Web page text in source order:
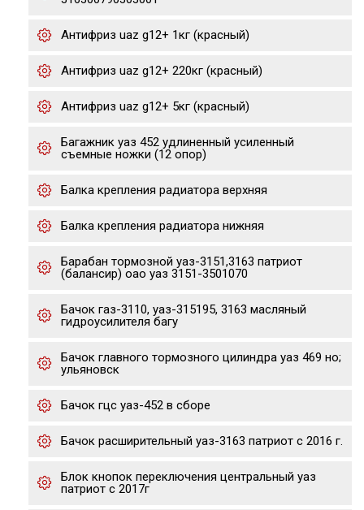
Антифриз uaz g12+ 1кг (красный)
Антифриз uaz g12+ 220кг (красный)
Антифриз uaz g12+ 5кг (красный)
Багажник уаз 452 удлиненный усиленный
съемные ножки (12 опор)
Балка крепления радиатора верхняя
Балка крепления радиатора нижняя
Барабан тормозной уаз-3151,3163 патриот
(балансир) оао уаз 3151-3501070
Бачок газ-3110, уаз-315195, 3163 масляный
гидроусилителя багу
Бачок главного тормозного цилиндра уаз 469 но;
ульяновск
Бачок гцс уаз-452 в сборе
Бачок расширительный уаз-3163 патриот с 2016 г.
Блок кнопок переключения центральный уаз
патриот с 2017г